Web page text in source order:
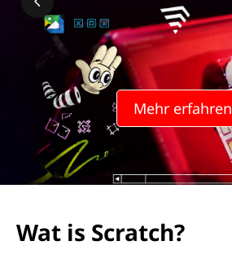
z
Mehr erfahren
Wat is Scratch?